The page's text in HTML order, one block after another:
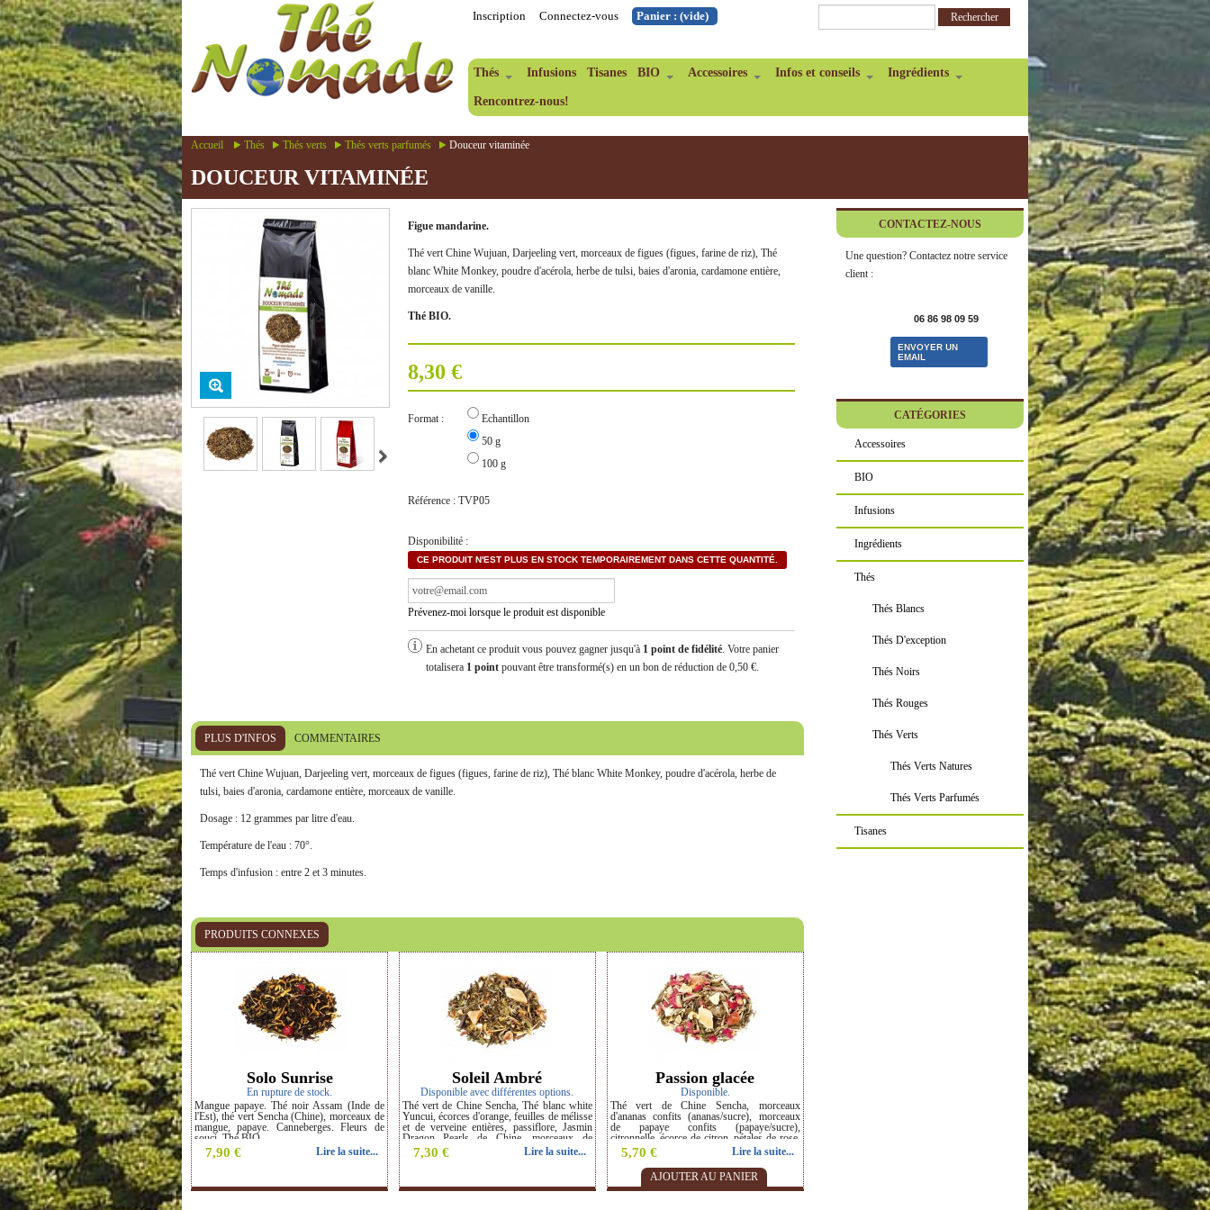
Inscription Connectez-vous Panier :(vide)
Thés Infusions Tisanes BIO Accessoires Infos et conseils Ingrédients
Rencontrez-nous!
Accueil Thés Thés verts Thés verts parfumés Douceur vitaminée
DOUCEUR VITAMINÉE
Figue mandarine.
Thé vert Chine Wujuan, Darjeeling vert, morceaux de figues (figues, farine de riz), Thé
blanc White Monkey, poudre d'acérola, herbe de tulsi, baies d'aronia, cardamone entière,
morceaux de vanille.
Thé BIO.
8,30 €
Format :
Echantillon
50 g
100 g
Référence : TVP05
Disponibilité :
CE PRODUIT N'EST PLUS EN STOCK TEMPORAIREMENT DANS CETTE QUANTITÉ.
Prévenez-moi lorsque le produit est disponible
En achetant ce produit vous pouvez gagner jusqu'à 1point de fidélité. Votre panier
totalisera 1pointpouvant être transformé(s) en un bon de réduction de 0,50 €.
PLUS D'INFOS COMMENTAIRES
Thé vert Chine Wujuan, Darjeeling vert, morceaux de figues (figues, farine de riz), Thé blanc White Monkey, poudre d'acérola, herbe de
tulsi, baies d'aronia, cardamone entière, morceaux de vanille.
Dosage : 12 grammes par litre d'eau.
Température de l'eau : 70°.
Temps d'infusion : entre 2 et 3 minutes.
PRODUITS CONNEXES
Solo Sunrise
En rupture de stock.
Mangue papaye. Thé noir Assam (Inde de
l'Est), thé vert Sencha (Chine), morceaux de
mangue, papaye. Canneberges. Fleurs de
souci. Thé BIO.
7,90 € Lire la suite...
Soleil Ambré
Disponible avec différentes options.
Thé vert de Chine Sencha, Thé blanc white
Yuncui, écorces d'orange, feuilles de mélisse
et de verveine entières, passiflore, Jasmin
Dragon Pearls de Chine, morceaux de
mangue, fleurs de tilleul et de souci. Saveur
: Orange mangue. Thé BIO.
7,30 € Lire la suite...
Passion glacée
Disponible.
Thé vert de Chine Sencha, morceaux
d'ananas confits (ananas/sucre), morceaux
de papaye confits (papaye/sucre),
citronnelle, écorce de citron, pétales de rose,
fleurs de tournesol. Saveur : Passion citron.
5,70 €
Lire la suite...
AJOUTER AU PANIER
CONTACTEZ-NOUS
Une question? Contactez notre service
client :
06 86 98 09 59
ENVOYER UN
EMAIL
CATÉGORIES
Accessoires
BIO
Infusions
Ingrédients
Thés
Thés Blancs
Thés D'exception
Thés Noirs
Thés Rouges
Thés Verts
Thés Verts Natures
Thés Verts Parfumés
Tisanes